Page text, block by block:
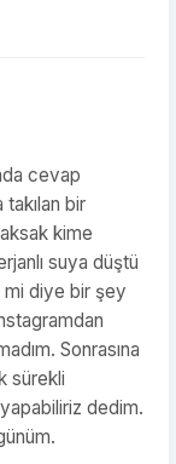
cevap
bir
kime
suya düştü
mi diye bir şey
Sonrasına
sürekli
dedim.